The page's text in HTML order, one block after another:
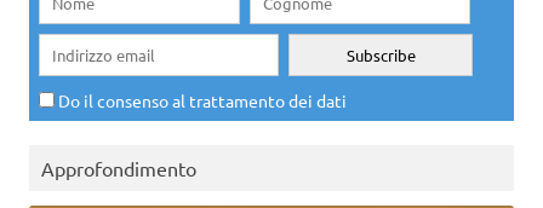
Do il consenso al trattamento dei dati
Approfondimento